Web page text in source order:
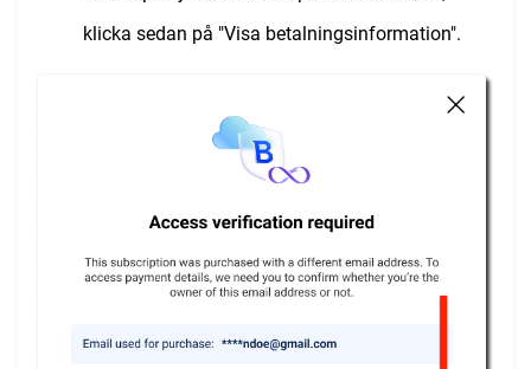
klicka sedan på "Visa betalningsinformation".